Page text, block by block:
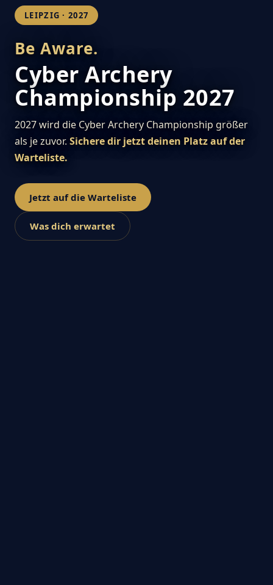
LEIPZIG · 2027
Be Aware.
Cyber Archery
Championship 2027
2027 wird die Cyber Archery Championship größer
als je zuvor. Sichere dir jetzt deinen Platz auf der
Warteliste.
Jetzt auf die Warteliste
Was dich erwartet